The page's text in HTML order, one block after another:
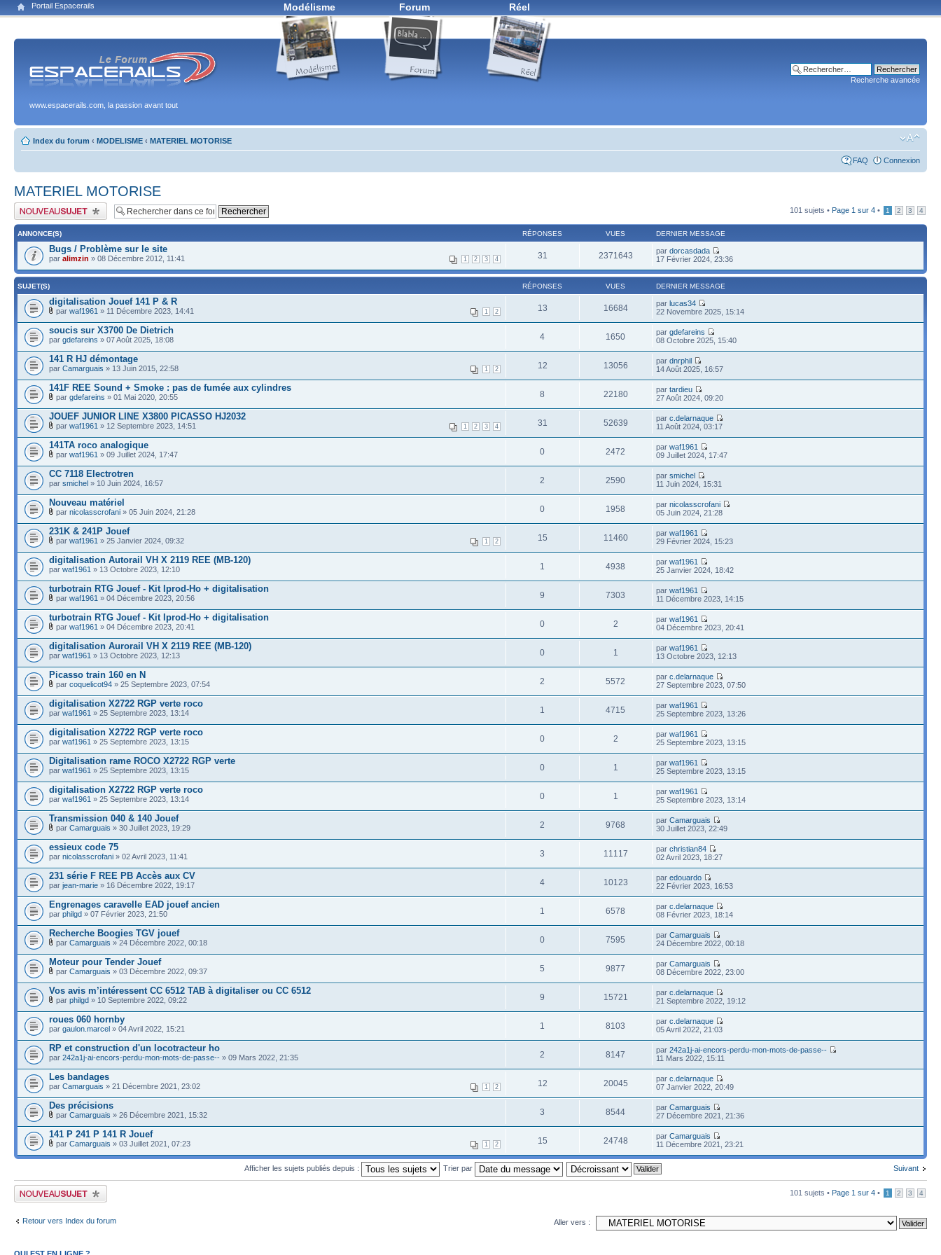
Portail Espacerails Modélisme Forum Réel
www.espacerails.com, la passion avant tout
Recherche avancée
Index du forum ‹ MODELISME ‹ MATERIEL MOTORISE
FAQ Connexion
MATERIEL MOTORISE
Publier un nouveau sujet 101 sujets • Page 1 sur 4 • 1 2 3 4
ANNONCE(S) RÉPONSES VUES DERNIER MESSAGE
Bugs / Problème sur le site
1 2 3 4
par alimzin » 08 Décembre 2012, 11:41 31 2371643 pardorcasdada
17 Février 2024, 23:36
SUJET(S) RÉPONSES VUES DERNIER MESSAGE
digitalisation Jouef 141 P & R
1 2
par waf1961 » 11 Décembre 2023, 14:41 13 16684 parlucas34
22 Novembre 2025, 15:14
soucis sur X3700 De Dietrich
par gdefareins » 07 Août 2025, 18:08 4 1650 pargdefareins
08 Octobre 2025, 15:40
141 R HJ démontage
1 2
par Camarguais » 13 Juin 2015, 22:58 12 13056 pardnrphil
14 Août 2025, 16:57
141F REE Sound + Smoke : pas de fumée aux cylindres
par gdefareins » 01 Mai 2020, 20:55 8 22180 partardieu
27 Août 2024, 09:20
JOUEF JUNIOR LINE X3800 PICASSO HJ2032
1 2 3 4
par waf1961 » 12 Septembre 2023, 14:51 31 52639 parc.delarnaque
11 Août 2024, 03:17
141TA roco analogique
par waf1961 » 09 Juillet 2024, 17:47 0 2472 parwaf1961
09 Juillet 2024, 17:47
CC 7118 Electrotren
par smichel » 10 Juin 2024, 16:57 2 2590 parsmichel
11 Juin 2024, 15:31
Nouveau matériel
par nicolasscrofani » 05 Juin 2024, 21:28 0 1958 parnicolasscrofani
05 Juin 2024, 21:28
231K & 241P Jouef
1 2
par waf1961 » 25 Janvier 2024, 09:32 15 11460 parwaf1961
29 Février 2024, 15:23
digitalisation Autorail VH X 2119 REE (MB-120)
par waf1961 » 13 Octobre 2023, 12:10 1 4938 parwaf1961
25 Janvier 2024, 18:42
turbotrain RTG Jouef - Kit Iprod-Ho + digitalisation
par waf1961 » 04 Décembre 2023, 20:56 9 7303 parwaf1961
11 Décembre 2023, 14:15
turbotrain RTG Jouef - Kit Iprod-Ho + digitalisation
par waf1961 » 04 Décembre 2023, 20:41 0 2 parwaf1961
04 Décembre 2023, 20:41
digitalisation Aurorail VH X 2119 REE (MB-120)
par waf1961 » 13 Octobre 2023, 12:13 0 1 parwaf1961
13 Octobre 2023, 12:13
Picasso train 160 en N
par coquelicot94 » 25 Septembre 2023, 07:54 2 5572 parc.delarnaque
27 Septembre 2023, 07:50
digitalisation X2722 RGP verte roco
par waf1961 » 25 Septembre 2023, 13:14 1 4715 parwaf1961
25 Septembre 2023, 13:26
digitalisation X2722 RGP verte roco
par waf1961 » 25 Septembre 2023, 13:15 0 2 parwaf1961
25 Septembre 2023, 13:15
Digitalisation rame ROCO X2722 RGP verte
par waf1961 » 25 Septembre 2023, 13:15 0 1 parwaf1961
25 Septembre 2023, 13:15
digitalisation X2722 RGP verte roco
par waf1961 » 25 Septembre 2023, 13:14 0 1 parwaf1961
25 Septembre 2023, 13:14
Transmission 040 & 140 Jouef
par Camarguais » 30 Juillet 2023, 19:29 2 9768 parCamarguais
30 Juillet 2023, 22:49
essieux code 75
par nicolasscrofani » 02 Avril 2023, 11:41 3 11117 parchristian84
02 Avril 2023, 18:27
231 série F REE PB Accès aux CV
par jean-marie » 16 Décembre 2022, 19:17 4 10123 paredouardo
22 Février 2023, 16:53
Engrenages caravelle EAD jouef ancien
par philgd » 07 Février 2023, 21:50 1 6578 parc.delarnaque
08 Février 2023, 18:14
Recherche Boogies TGV jouef
par Camarguais » 24 Décembre 2022, 00:18 0 7595 parCamarguais
24 Décembre 2022, 00:18
Moteur pour Tender Jouef
par Camarguais » 03 Décembre 2022, 09:37 5 9877 parCamarguais
08 Décembre 2022, 23:00
Vos avis m’intéressent CC 6512 TAB à digitaliser ou CC 6512
par philgd » 10 Septembre 2022, 09:22 9 15721 parc.delarnaque
21 Septembre 2022, 19:12
roues 060 hornby
par gaulon.marcel » 04 Avril 2022, 15:21 1 8103 parc.delarnaque
05 Avril 2022, 21:03
RP et construction d'un locotracteur ho
par 242a1j-ai-encors-perdu-mon-mots-de-passe-- » 09 Mars 2022, 21:35 2 8147 par242a1j-ai-encors-perdu-mon-mots-de-passe--
11 Mars 2022, 15:11
Les bandages
1 2
par Camarguais » 21 Décembre 2021, 23:02 12 20045 parc.delarnaque
07 Janvier 2022, 20:49
Des précisions
par Camarguais » 26 Décembre 2021, 15:32 3 8544 parCamarguais
27 Décembre 2021, 21:36
141 P 241 P 141 R Jouef
1 2
par Camarguais » 03 Juillet 2021, 07:23 15 24748 parCamarguais
11 Décembre 2021, 23:21
Suivant
Afficher les sujets publiés depuis : Trier par
Publier un nouveau sujet 101 sujets • Page 1 sur 4 • 1 2 3 4
Retour vers Index du forum Aller vers :
QUI EST EN LIGNE ?